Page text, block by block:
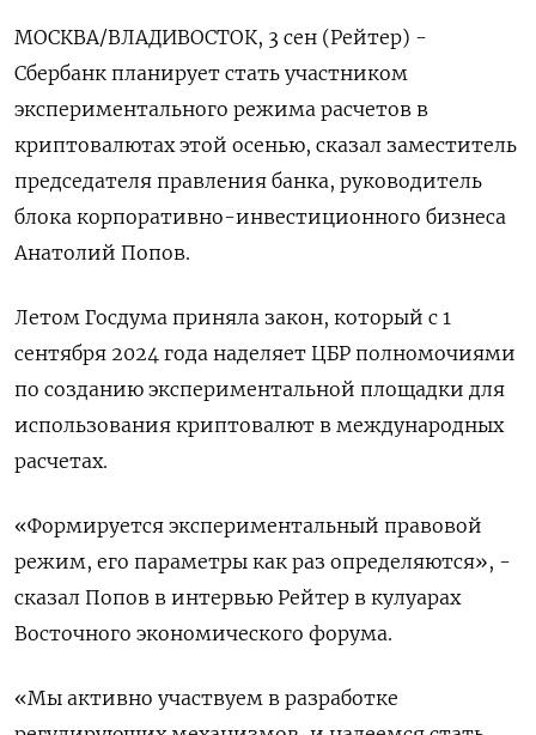
МОСКВА/ВЛАДИВОСТОК, 3 сен (Рейтер) -
Сбербанк планирует стать участником
экспериментального режима расчетов в
криптовалютах этой осенью, сказал заместитель
председателя правления банка, руководитель
блока корпоративно-инвестиционного бизнеса
Анатолий Попов.
Летом Госдума приняла закон, который с 1
сентября 2024 года наделяет ЦБР полномочиями
по созданию экспериментальной площадки для
использования криптовалют в международных
расчетах.
«Формируется экспериментальный правовой
режим, его параметры как раз определяются», -
сказал Попов в интервью Рейтер в кулуарах
Восточного экономического форума.
«Мы активно участвуем в разработке